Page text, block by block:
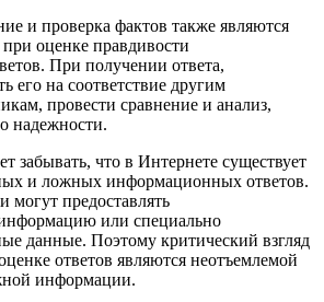
и проверка фактов также являются
оценке правдивости
При получении ответа,
его на соответствие другим
провести сравнение и анализ,
надежности.
забывать, что в Интернете существует
и ложных информационных ответов.
могут предоставлять
или специально
данные. Поэтому критический взгляд
ответов являются неотъемлемой
информации.